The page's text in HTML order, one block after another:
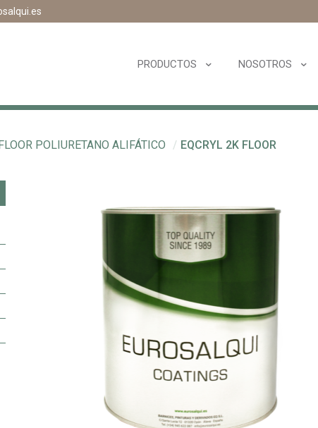
PRODUCTOS NOSOTROS
POLIURETANO ALIFÁTICO / EQCRYL 2K FLOOR